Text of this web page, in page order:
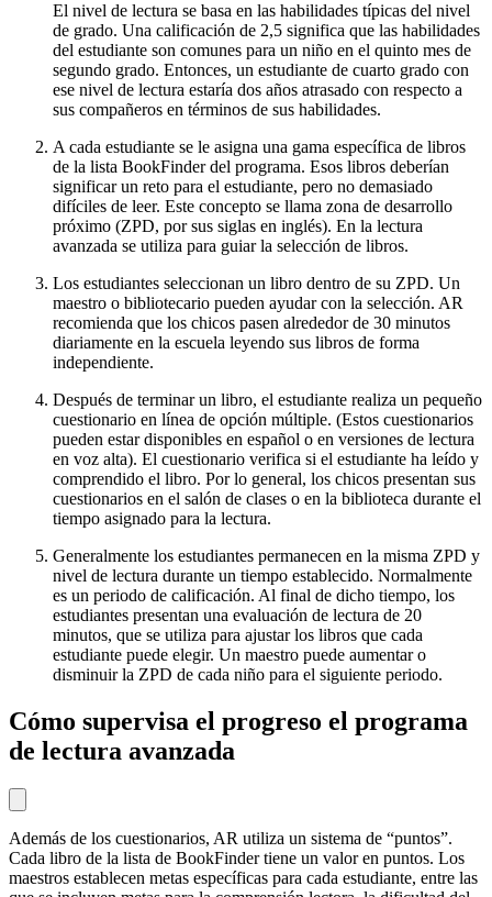
El nivel de lectura se basa en las habilidades típicas del nivel
de grado. Una calificación de 2,5 significa que las habilidades
del estudiante son comunes para un niño en el quinto mes de
segundo grado. Entonces, un estudiante de cuarto grado con
ese nivel de lectura estaría dos años atrasado con respecto a
sus compañeros en términos de sus habilidades.
A cada estudiante se le asigna una gama específica de libros
de la lista BookFinder del programa. Esos libros deberían
significar un reto para el estudiante, pero no demasiado
difíciles de leer. Este concepto se llama zona de desarrollo
próximo (ZPD, por sus siglas en inglés). En la lectura
avanzada se utiliza para guiar la selección de libros.
Los estudiantes seleccionan un libro dentro de su ZPD. Un
maestro o bibliotecario pueden ayudar con la selección. AR
recomienda que los chicos pasen alrededor de 30 minutos
diariamente en la escuela leyendo sus libros de forma
independiente.
Después de terminar un libro, el estudiante realiza un pequeño
cuestionario en línea de opción múltiple. (Estos cuestionarios
pueden estar disponibles en español o en versiones de lectura
en voz alta). El cuestionario verifica si el estudiante ha leído y
comprendido el libro. Por lo general, los chicos presentan sus
cuestionarios en el salón de clases o en la biblioteca durante el
tiempo asignado para la lectura.
Generalmente los estudiantes permanecen en la misma ZPD y
nivel de lectura durante un tiempo establecido. Normalmente
es un periodo de calificación. Al final de dicho tiempo, los
estudiantes presentan una evaluación de lectura de 20
minutos, que se utiliza para ajustar los libros que cada
estudiante puede elegir. Un maestro puede aumentar o
disminuir la ZPD de cada niño para el siguiente periodo.
Cómo supervisa el progreso el programa
de lectura avanzada
Además de los cuestionarios, AR utiliza un sistema de “puntos”.
Cada libro de la lista de BookFinder tiene un valor en puntos. Los
maestros establecen metas específicas para cada estudiante, entre las